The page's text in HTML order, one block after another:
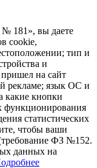
№ 181», вы даете
cookie,
тип и
и
пришел на сайт
рекламе; язык ОС и
какие кнопки
функционирования
статистических
чтобы ваши
ФЗ №152.
данных на